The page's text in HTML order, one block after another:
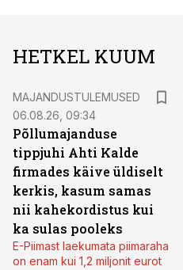
HETKEL KUUM
MAJANDUSTULEMUSED
06.08.26, 09:34
Põllumajanduse
tippjuhi Ahti Kalde
firmades käive üldiselt
kerkis, kasum samas
nii kahekordistus kui
ka sulas pooleks
E-Piimast laekumata piimaraha
on enam kui 1,2 miljonit eurot